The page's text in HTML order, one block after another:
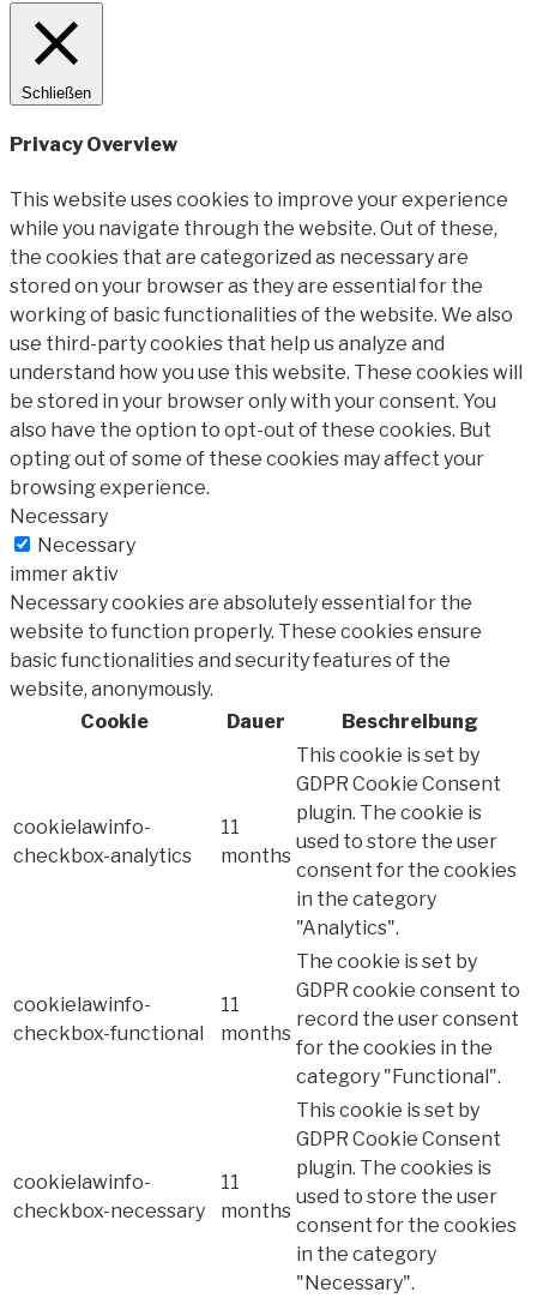
Schließen
Privacy Overview
This website uses cookies to improve your experience
while you navigate through the website. Out of these,
the cookies that are categorized as necessary are
stored on your browser as they are essential for the
working of basic functionalities of the website. We also
use third-party cookies that help us analyze and
understand how you use this website. These cookies will
be stored in your browser only with your consent. You
also have the option to opt-out of these cookies. But
opting out of some of these cookies may affect your
browsing experience.
Necessary
Necessary
immer aktiv
Necessary cookies are absolutely essential for the
website to function properly. These cookies ensure
basic functionalities and security features of the
website, anonymously.
Cookie
Dauer Beschreibung
cookielawinfo-
checkbox-analytics
11
months
This cookie is set by
GDPR Cookie Consent
plugin. The cookie is
used to store the user
consent for the cookies
in the category
"Analytics".
cookielawinfo-
checkbox-functional
11
months
The cookie is set by
GDPR cookie consent to
record the user consent
for the cookies in the
category "Functional".
cookielawinfo-
checkbox-necessary
11
months
This cookie is set by
GDPR Cookie Consent
plugin. The cookies is
used to store the user
consent for the cookies
in the category
"Necessary".